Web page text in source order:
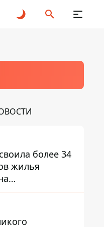
более 34
жилья
-